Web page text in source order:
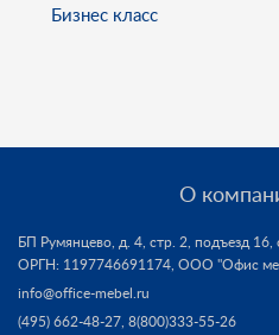
Бизнес класс
О
БП Румянцево, д. 4, стр. 2, подъезд
ОРГН: 1197746691174, ООО "Офис
info@office-mebel.ru
(495) 662-48-27, 8(800)333-55-26